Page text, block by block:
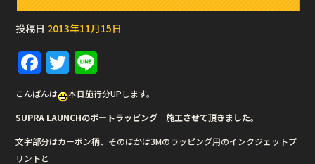
投稿日 2013年11月15日
F
a
c
e
b
T
w
it
te
r
n
e
こんばんは
本日施行分UPします。
SUPRA LAUNCHのボートラッピング 施工させて頂きました。
文字部分はカーボン柄、そのほかは3Mのラッピング用のインクジェットプ
リントと